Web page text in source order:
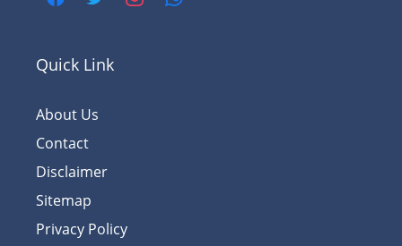
Quick Link
About Us
Contact
Disclaimer
Sitemap
Privacy Policy